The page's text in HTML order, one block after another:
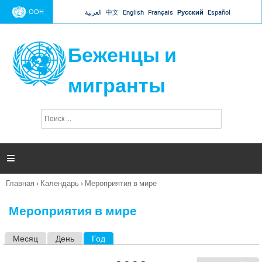
Jump to navigation
ООН العربية 中文 English Français Русский Español
Беженцы и
мигранты
п
и

Вы
Главная › Календарь › Мероприятия в мире
Мероприятия в мире
Месяц День Год